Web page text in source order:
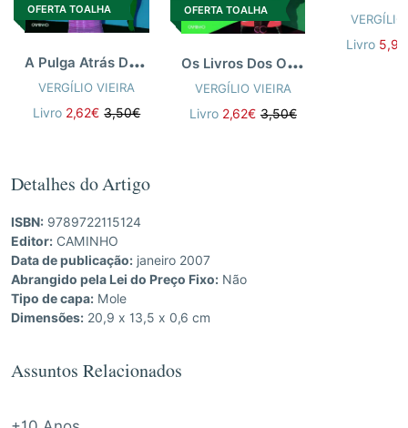
OFERTA TOALHA
A
Pulga Atrás Da Orelha
VERGÍLIO VIEIRA
Livro 2,62€ 3,50€
OFERTA TOALHA
O
s Livros Dos Outros
VERGÍLIO VIEIRA
Livro 2,62€ 3,50€
Livro
Detalhes do Artigo
ISBN: 9789722115124
Editor: CAMINHO
Data de publicação: janeiro 2007
Abrangido pela Lei do Preço Fixo: Não
Tipo de capa: Mole
Dimensões: 20,9 x 13,5 x 0,6 cm
Assuntos Relacionados